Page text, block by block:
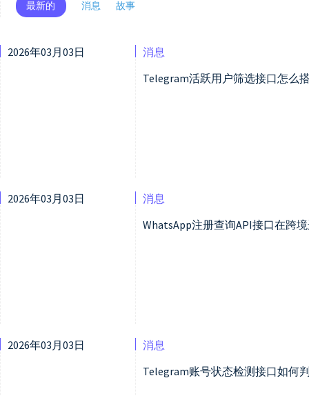
最新的 消息 故事
2026年03月03日
消息
Telegram活跃用户筛选接口怎么
2026年03月03日
消息
WhatsApp注册查询API接口在跨
2026年03月03日
消息
Telegram账号状态检测接口如何